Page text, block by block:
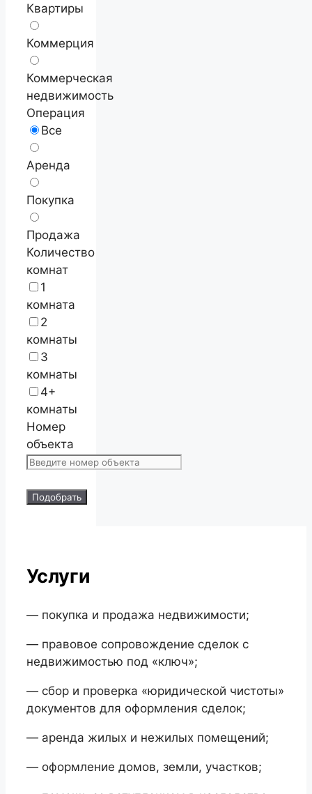
Квартиры
Коммерция
Коммерческая
недвижимость
Операция
Все
Аренда
Покупка
Продажа
Количество
комнат
1
комната
2
комнаты
3
комнаты
4+
комнаты
Номер
объекта
Подобрать
Услуги
— покупка и продажа недвижимости;
— правовое сопровождение сделок с
недвижимостью под «ключ»;
— сбор и проверка «юридической чистоты»
документов для оформления сделок;
— аренда жилых и нежилых помещений;
— оформление домов, земли, участков;